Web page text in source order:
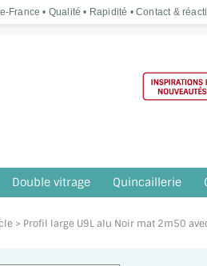
• Qualité • Rapidité • Contact &
Double vitrage Quincaillerie
> Profil large U9L alu Noir mat 2m50